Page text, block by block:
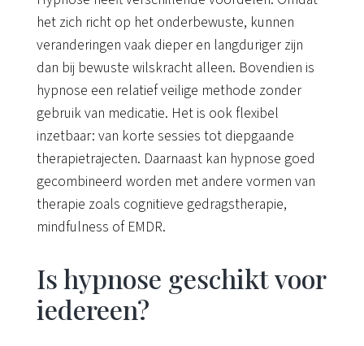
het zich richt op het onderbewuste, kunnen
veranderingen vaak dieper en langduriger zijn
dan bij bewuste wilskracht alleen. Bovendien is
hypnose een relatief veilige methode zonder
gebruik van medicatie. Het is ook flexibel
inzetbaar: van korte sessies tot diepgaande
therapietrajecten. Daarnaast kan hypnose goed
gecombineerd worden met andere vormen van
therapie zoals cognitieve gedragstherapie,
mindfulness of EMDR.
Is hypnose geschikt voor
iedereen?